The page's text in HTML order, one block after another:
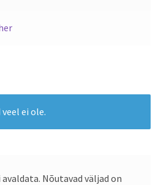
ei ole.
Nõutavad väljad on